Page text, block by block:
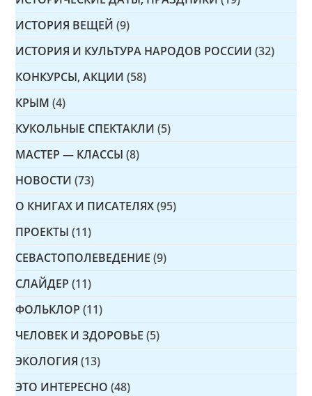
ИСТОРИЯ ВЕЩЕЙ (9)
ИСТОРИЯ И КУЛЬТУРА НАРОДОВ РОССИИ (32)
КОНКУРСЫ, АКЦИИ (58)
КРЫМ (4)
КУКОЛЬНЫЕ СПЕКТАКЛИ (5)
МАСТЕР — КЛАССЫ (8)
НОВОСТИ (73)
О КНИГАХ И ПИСАТЕЛЯХ (95)
ПРОЕКТЫ (11)
СЕВАСТОПОЛЕВЕДЕНИЕ (9)
СЛАЙДЕР (11)
ФОЛЬКЛОР (11)
ЧЕЛОВЕК И ЗДОРОВЬЕ (5)
ЭКОЛОГИЯ (13)
ЭТО ИНТЕРЕСНО (48)